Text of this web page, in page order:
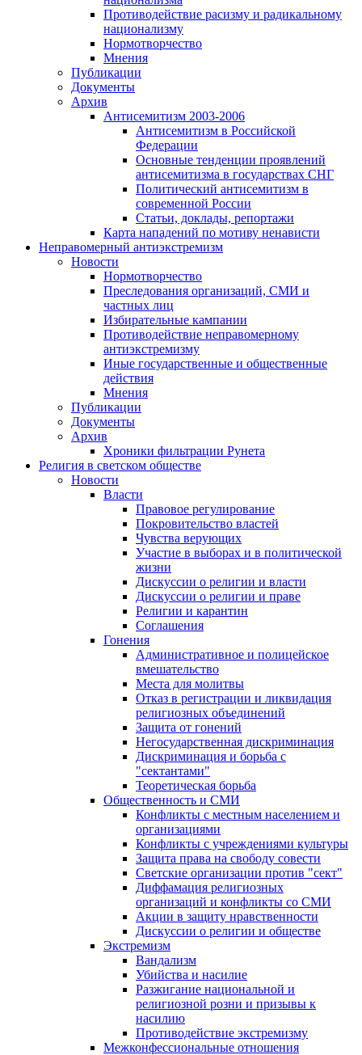
Противодействие расизму и радикальному
национализму
Нормотворчество
Мнения
Публикации
Документы
Архив
Антисемитизм 2003-2006
Антисемитизм в Российской
Федерации
Основные тенденции проявлений
антисемитизма в государствах СНГ
Политический антисемитизм в
современной России
Статьи, доклады, репортажи
Карта нападений по мотиву ненависти
Неправомерный антиэкстремизм
Новости
Нормотворчество
Преследования организаций, СМИ и
частных лиц
Избирательные кампании
Противодействие неправомерному
антиэкстремизму
Иные государственные и общественные
действия
Мнения
Публикации
Документы
Архив
Хроники фильтрации Рунета
Религия в светском обществе
Новости
Власти
Правовое регулирование
Покровительство властей
Чувства верующих
Участие в выборах и в политической
жизни
Дискуссии о религии и власти
Дискуссии о религии и праве
Религии и карантин
Соглашения
Гонения
Административное и полицейское
вмешательство
Места для молитвы
Отказ в регистрации и ликвидация
религиозных объединений
Защита от гонений
Негосударственная дискриминация
Дискриминация и борьба с
"сектантами"
Теоретическая борьба
Общественность и СМИ
Конфликты с местным населением и
организациями
Конфликты с учреждениями культуры
Защита права на свободу совести
Светские организации против "сект"
Диффамация религиозных
организаций и конфликты со СМИ
Акции в защиту нравственности
Дискуссии о религии и обществе
Экстремизм
Вандализм
Убийства и насилие
Разжигание национальной и
религиозной розни и призывы к
насилию
Противодействие экстремизму
Межконфессиональные отношения